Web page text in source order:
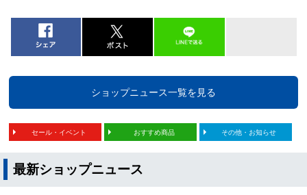
ショップニュース一覧を見る
セール・イベント おすすめ商品 その他・お知らせ
最新ショップニュース